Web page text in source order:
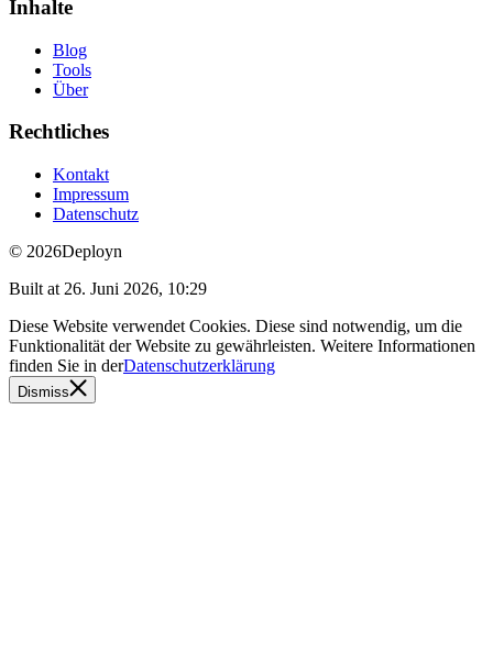
Inhalte
Blog
Tools
Über
Rechtliches
Kontakt
Impressum
Datenschutz
© 2026Deployn
Built at 26. Juni 2026, 10:29
Diese Website verwendet Cookies. Diese sind notwendig, um die
Funktionalität der Website zu gewährleisten. Weitere Informationen
finden Sie in derDatenschutzerklärung
Dismiss